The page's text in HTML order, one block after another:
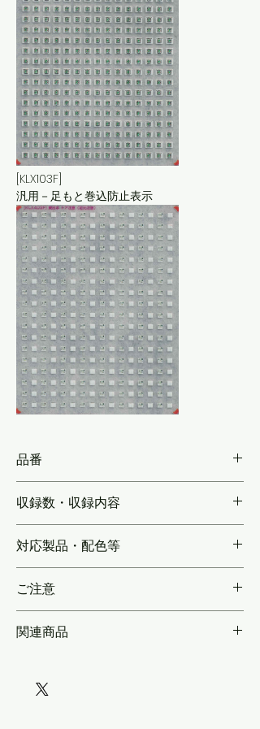
[KLX103F]
汎用－足もと巻込防止表示
品番
収録数・収録内容
ドア表記のうち、各地域ごと，汎用的に各路
線で用いられる「かけこみ防止」表示や「ひ
らくドアに注意」「巻き込み防止」表記を収
録。製品画像をご覧いただき収録内容をご確
対応製品・配色等
ご注意
もウラからも貼れます。＊＊パターン以外に
関連商品